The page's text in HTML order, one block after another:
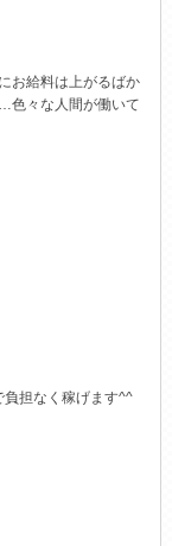
お給料は上がるばか
色々な人間が働いて
負担なく稼げます^^